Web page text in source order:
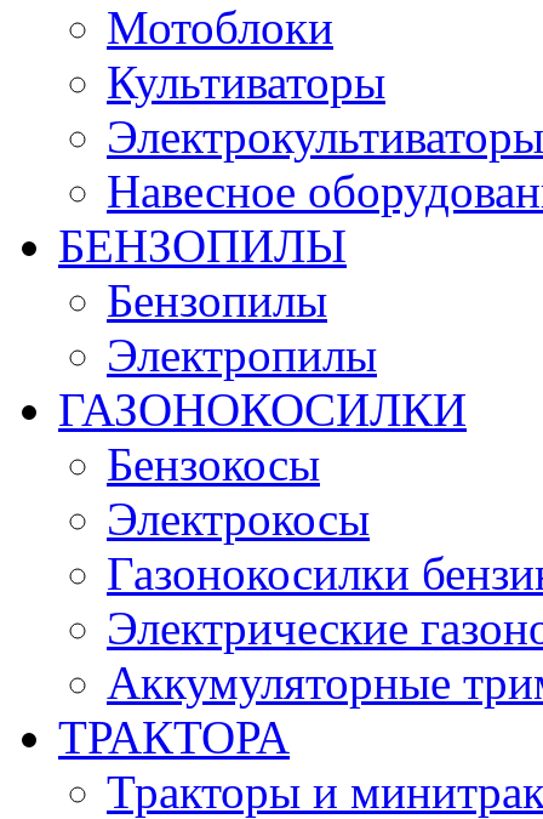
Мотоблоки
Культиваторы
Электрокультиваторы
Навесное
БЕНЗОПИЛЫ
Бензопилы
Электропилы
ГАЗОНОКОСИЛКИ
Бензокосы
Электрокосы
Газонокосилки
Электрические
Аккумуляторные
ТРАКТОРА
Тракторы и